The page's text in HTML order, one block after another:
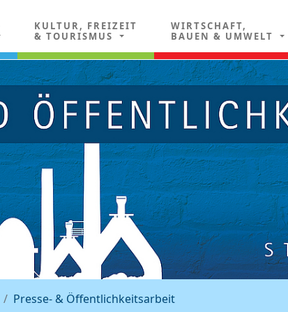
KULTUR, FREIZEIT
& TOURISMUS
WIRTSCHAFT,
BAUEN & UMWELT
Presse- & Öffentlichkeitsarbeit